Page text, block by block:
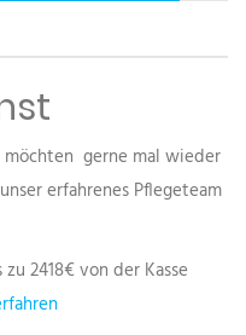
gerne mal wieder
erfahrenes Pflegeteam
2418€ von der Kasse